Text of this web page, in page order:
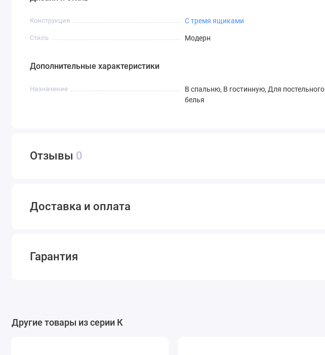
Конструкция С тремя ящиками
Стиль Модерн
Дополнительные характеристики
Назначение
В спальню, В гостинную, Для постельного
белья
Отзывы 0
Доставка и оплата
Гарантия
Другие товары из серии К